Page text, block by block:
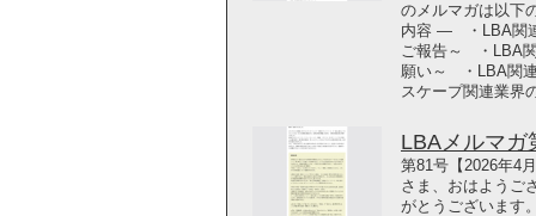
のメルマガは以下
内容 ― ・LBA関
ご報告～ ・LBA
願い～ ・LBA関
スケープ関連業界
LBAメルマガ
第81号【2026年4
さま、おはようご
がとうございます